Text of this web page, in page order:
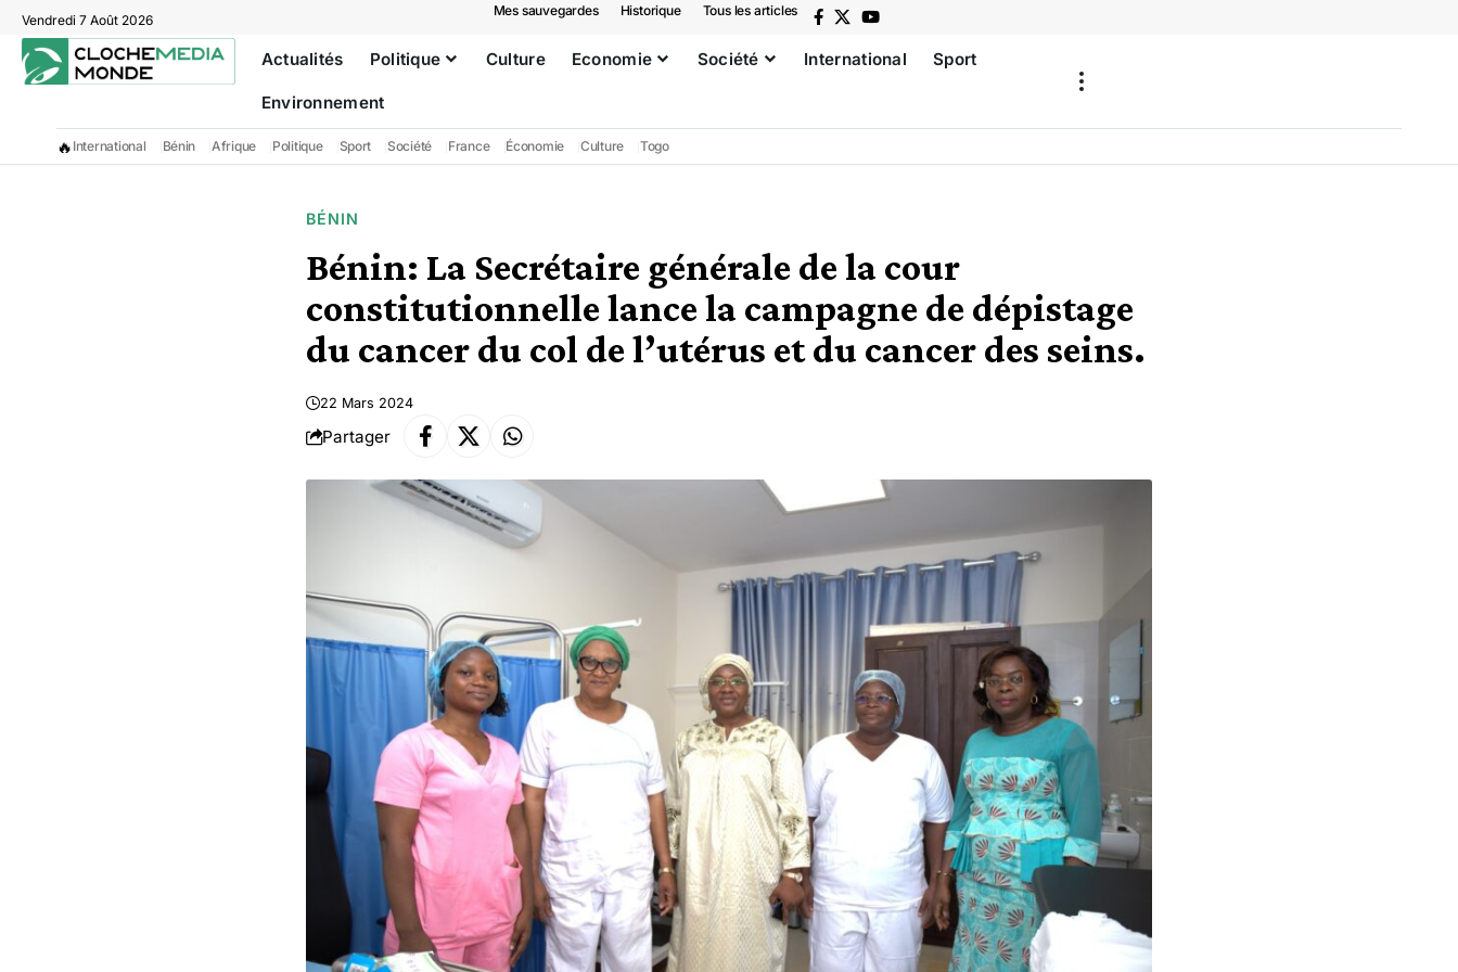
Vendredi 7 Août 2026
Mes sauvegardes Historique Tous les articles
Actualités Politique Culture Economie Société International Sport
Environnement
🔥 International Bénin Afrique Politique Sport Société France Économie Culture Togo
BÉNIN
Bénin: La Secrétaire générale de la cour
constitutionnelle lance la campagne de dépistage
du cancer du col de l’utérus et du cancer des seins.
22 Mars 2024
Partager